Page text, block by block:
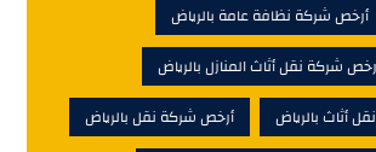
أرخص شركة نظافة عامة بالرياض
شركة نقل أثاث المنازل بالرياض
أثاث بالرياض
أرخص شركة نقل بالرياض